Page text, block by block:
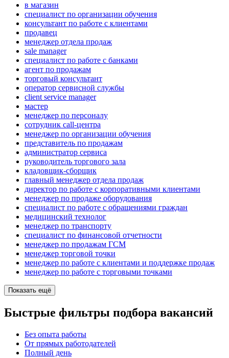
в магазин
специалист по организации обучения
консультант по работе с клиентами
продавец
менеджер отдела продаж
sale manager
специалист по работе с банками
агент по продажам
торговый консультант
оператор сервисной службы
client service manager
мастер
менеджер по персоналу
сотрудник call-центра
менеджер по организации обучения
представитель по продажам
администратор сервиса
руководитель торгового зала
кладовщик-сборщик
главный менеджер отдела продаж
директор по работе с корпоративными клиентами
менеджер по продаже оборудования
специалист по работе с обращениями граждан
медицинский технолог
менеджер по транспорту
специалист по финансовой отчетности
менеджер по продажам ГСМ
менеджер торговой точки
менеджер по работе с клиентами и поддержке продаж
менеджер по работе с торговыми точками
Показать ещё
Быстрые фильтры подбора вакансий
Без опыта работы
От прямых работодателей
Полный день